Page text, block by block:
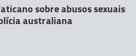
sobre abusos sexuais
australiana